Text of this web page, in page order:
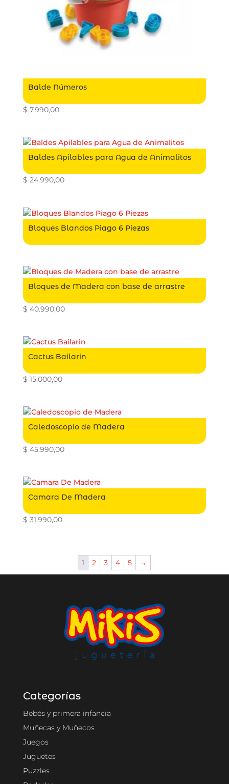
Balde Números
$ 7.990,00
Baldes Apilables para Agua de Animalitos
$ 24.990,00
Bloques Blandos Piago 6 Piezas
Bloques de Madera con base de arrastre
$ 40.990,00
Cactus Bailarin
$ 15.000,00
Caledoscopio de Madera
$ 45.990,00
Camara De Madera
$ 31.990,00
1 2 3 4 5 →
Categorías
Bebés y primera infancia
Muñecas y Muñecos
Juegos
Juguetes
Puzzles